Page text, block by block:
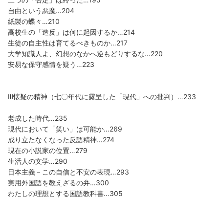
自由という悪魔…204
紙製の蝶々…210
高校生の「造反」は何に起因するか…214
生徒の自主性は育てるべきものか…217
大学知識人よ、幻想のなかへ逆もどりするな…220
安易な保守感情を疑う…223
Ⅲ懐疑の精神（七〇年代に露呈した「現代」への批判）…233
老成した時代…235
現代において「笑い」は可能か…269
成り立たなくなった反語精神…274
現在の小説家の位置…279
生活人の文学…290
日本主義－この自信と不安の表現…293
実用外国語を教えざるの弁…300
わたしの理想とする国語教科書…305